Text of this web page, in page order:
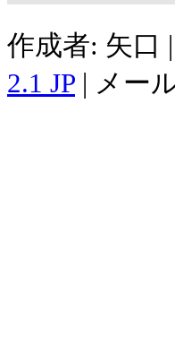
作成者: 矢口
2.1 JP | メー